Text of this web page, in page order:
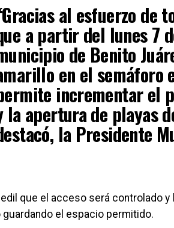
al esfuerzo de
a partir del lunes 7
de Benito
en el semáforo
incrementar el
la apertura de playas
la Presidente
que el acceso será controlado
el espacio permitido.